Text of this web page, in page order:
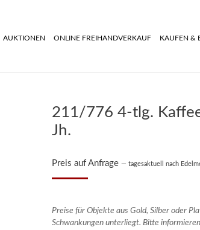
AUKTIONEN ONLINE FREIHANDVERKAUF KAUFEN &
211/776 4-tlg.
Jh.
Preis auf Anfrage — tagesaktuell nach
Preise für Objekte aus Gold, Silber oder
Schwankungen unterliegt. Bitte